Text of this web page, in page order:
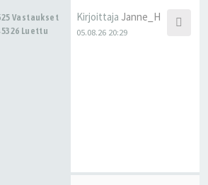
Vastaukset
Luettu
Kirjoittaja Janne_H
05.08.26 20:29